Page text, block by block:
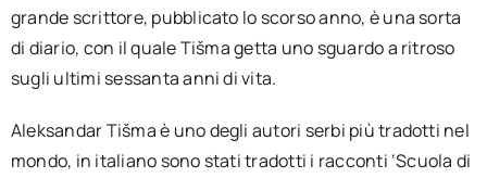
grande scrittore, pubblicato lo scorso anno, è una sorta
di diario, con il quale Tišma getta uno sguardo a ritroso
sugli ultimi sessanta anni di vita.
Aleksandar Tišma è uno degli autori serbi più tradotti nel
mondo, in italiano sono stati tradotti i racconti ‘Scuola di